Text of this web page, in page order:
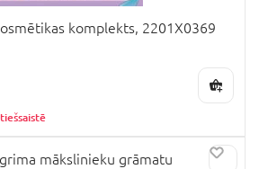
komplekts, 2201X0369
grima mākslinieku grāmatu